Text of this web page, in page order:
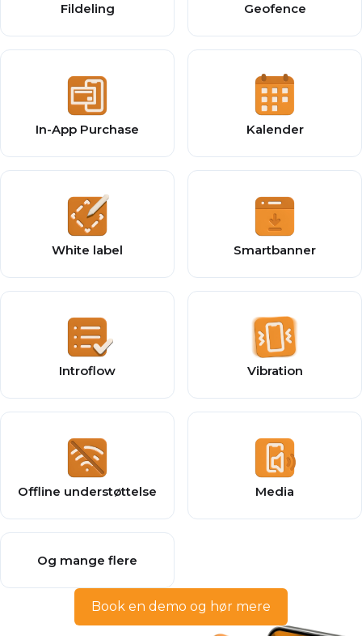
Fildeling Geofence
In-App Purchase Kalender
White label Smartbanner
Introflow Vibration
Offline understøttelse Media
Og mange flere
Book en demo og hør mere